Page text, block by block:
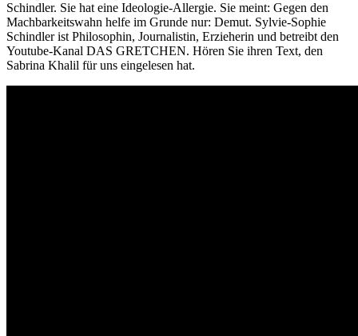
Schindler. Sie hat eine Ideologie-Allergie. Sie meint: Gegen den
Machbarkeitswahn helfe im Grunde nur: Demut. Sylvie-Sophie
Schindler ist Philosophin, Journalistin, Erzieherin und betreibt den
Youtube-Kanal DAS GRETCHEN. Hören Sie ihren Text, den
Sabrina Khalil für uns eingelesen hat.